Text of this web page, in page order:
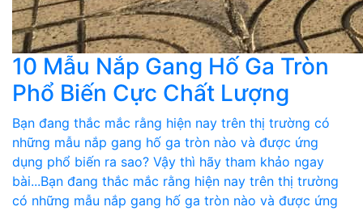
10 Mẫu Nắp Gang Hố Ga Tròn
Phổ Biến Cực Chất Lượng
Bạn đang thắc mắc rằng hiện nay trên thị trường có
những mẫu nắp gang hố ga tròn nào và được ứng
dụng phổ biến ra sao? Vậy thì hãy tham khảo ngay
bài...Bạn đang thắc mắc rằng hiện nay trên thị trường
có những mẫu nắp gang hố ga tròn nào và được ứng